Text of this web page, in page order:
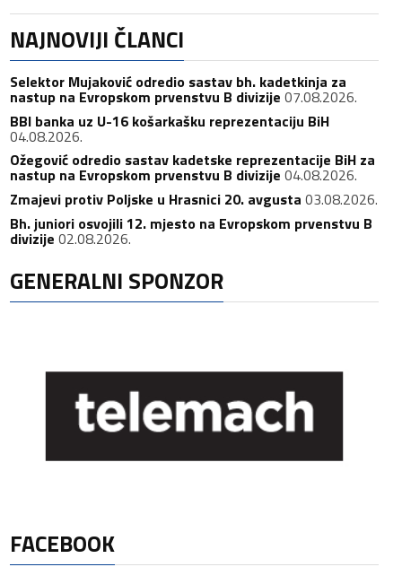
NAJNOVIJI ČLANCI
Selektor Mujaković odredio sastav bh. kadetkinja za
nastup na Evropskom prvenstvu B divizije 07.08.2026.
BBI banka uz U-16 košarkašku reprezentaciju BiH
04.08.2026.
Ožegović odredio sastav kadetske reprezentacije BiH za
nastup na Evropskom prvenstvu B divizije 04.08.2026.
Zmajevi protiv Poljske u Hrasnici 20. avgusta 03.08.2026.
Bh. juniori osvojili 12. mjesto na Evropskom prvenstvu B
divizije 02.08.2026.
GENERALNI SPONZOR
FACEBOOK